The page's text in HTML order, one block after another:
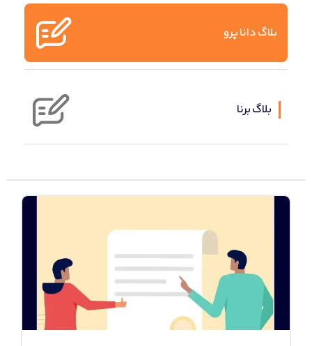
بلاگ دانا پرو
بلاگ برنا